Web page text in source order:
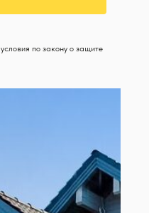
по закону о защите